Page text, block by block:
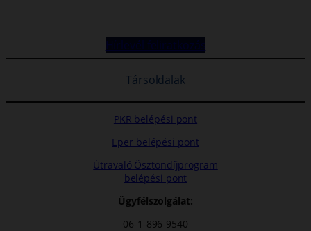
Hírlevél feliratkozás
Társoldalak
PKR belépési pont
Eper belépési pont
Útravaló Ösztöndíjprogram
belépési pont
Ügyfélszolgálat:
06-1-896-9540